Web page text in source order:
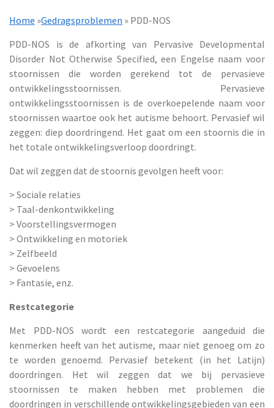
Home »Gedragsproblemen » PDD-NOS
PDD-NOS is de afkorting van Pervasive Developmental
Disorder Not Otherwise Specified, een Engelse naam voor
stoornissen die worden gerekend tot de pervasieve
ontwikkelingsstoornissen. Pervasieve
ontwikkelingsstoornissen is de overkoepelende naam voor
stoornissen waartoe ook het autisme behoort. Pervasief wil
zeggen: diep doordringend. Het gaat om een stoornis die in
het totale ontwikkelingsverloop doordringt.
Dat wil zeggen dat de stoornis gevolgen heeft voor:
> Sociale relaties
> Taal-denkontwikkeling
> Voorstellingsvermogen
> Ontwikkeling en motoriek
> Zelfbeeld
> Gevoelens
> Fantasie, enz.
Restcategorie
Met PDD-NOS wordt een restcategorie aangeduid die
kenmerken heeft van het autisme, maar niet genoeg om zo
te worden genoemd. Pervasief betekent (in het Latijn)
doordringen. Het wil zeggen dat we bij pervasieve
stoornissen te maken hebben met problemen die
doordringen in verschillende ontwikkelingsgebieden van een